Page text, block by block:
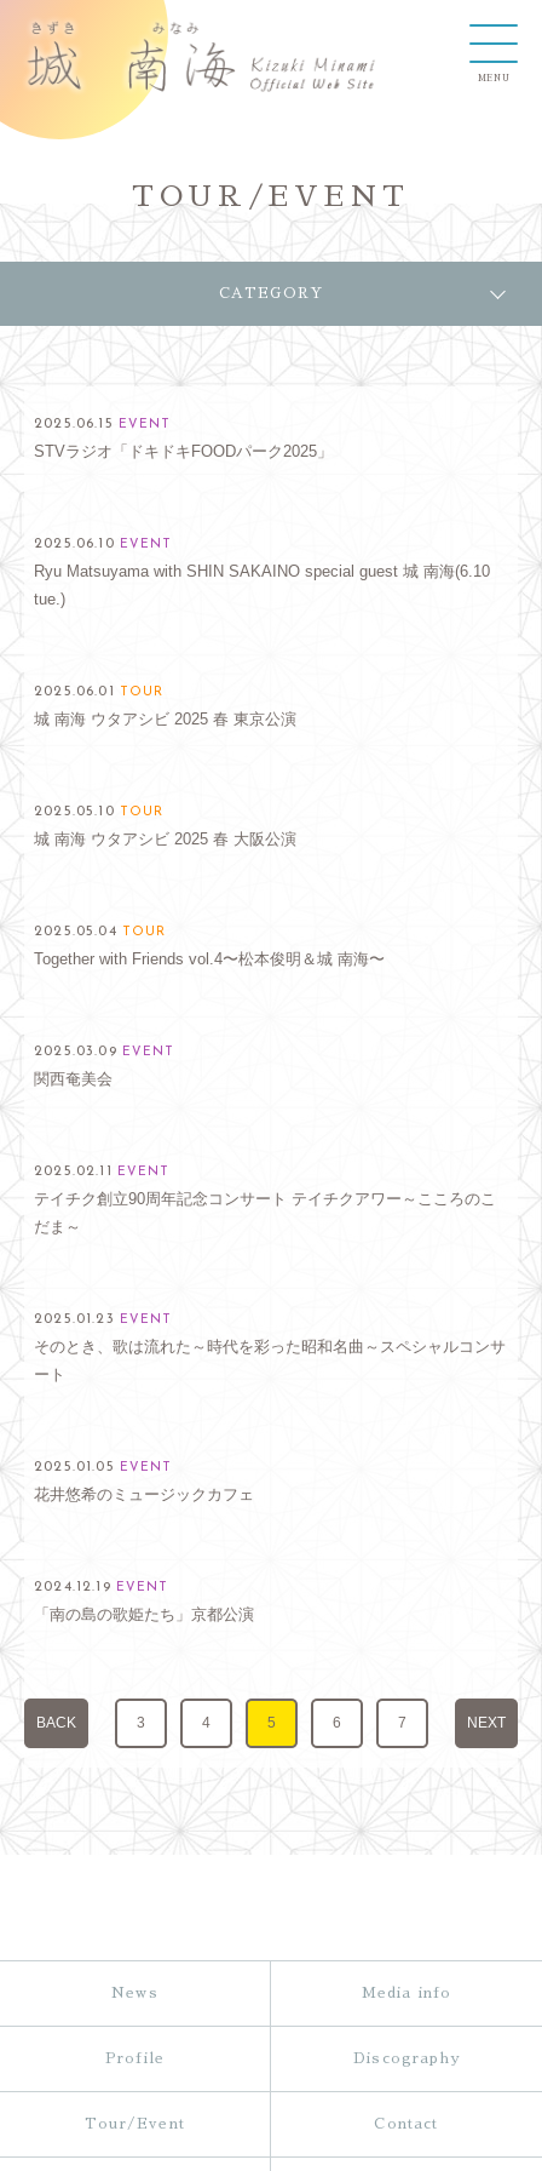
TOUR/EVENT
CATEGORY
2025.06.15 EVENT
STVラジオ「ドキドキFOODパーク2025」
2025.06.10 EVENT
Ryu Matsuyama with SHIN SAKAINO special guest 城 南海(6.10
tue.)
2025.06.01 TOUR
城 南海 ウタアシビ 2025 春 東京公演
2025.05.10 TOUR
城 南海 ウタアシビ 2025 春 大阪公演
2025.05.04 TOUR
Together with Friends vol.4〜松本俊明＆城 南海〜
2025.03.09 EVENT
関西奄美会
2025.02.11 EVENT
テイチク創立90周年記念コンサート テイチクアワー～こころのこ
だま～
2025.01.23 EVENT
そのとき、歌は流れた～時代を彩った昭和名曲～スペシャルコンサ
ート
2025.01.05 EVENT
花井悠希のミュージックカフェ
2024.12.19 EVENT
「南の島の歌姫たち」京都公演
BACK NEXT
3 4 5 6 7
News Media info
Profile Discography
Tour/Event Contact